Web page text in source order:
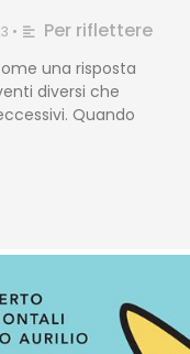
• Per riflettere
una risposta
diversi che
Quando